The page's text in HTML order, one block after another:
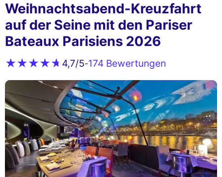
Weihnachtsabend-Kreuzfahrt
auf der Seine mit den Pariser
Bateaux Parisiens 2026
4,7/5-174 Bewertungen